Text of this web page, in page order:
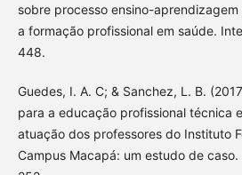
sobre processo ensino-
a formação profissional em saúde.
448.
Guedes, I. A. C; & Sanchez, L. B.
para a educação profissional técnica
atuação dos professores do Instituto
Campus Macapá: um estudo de